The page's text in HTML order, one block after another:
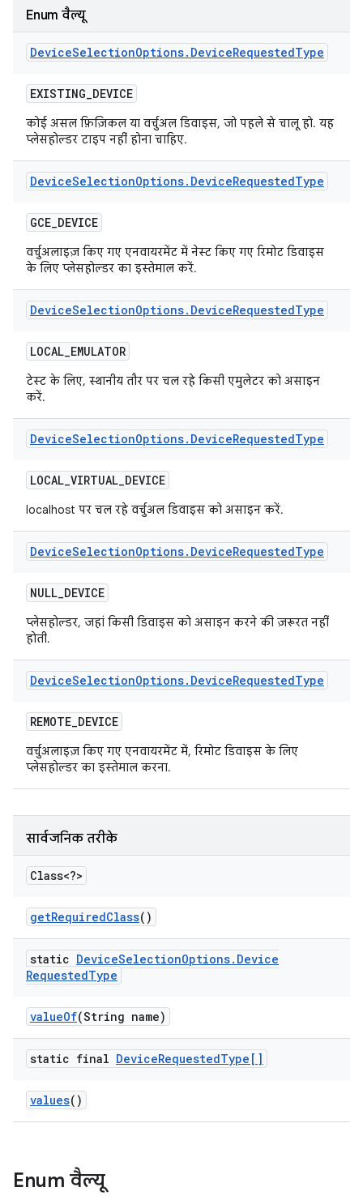
Enum वैल्यू
DeviceSelectionOptions. DeviceRequestedType
EXISTING_DEVICE
कोई असल फ़िज़िकल या वर्चुअल डिवाइस, जो पहले से चालू हो. यह
प्लेसहोल्डर टाइप नहीं होना चाहिए.
DeviceSelectionOptions. DeviceRequestedType
GCE_DEVICE
वर्चुअलाइज़ किए गए एनवायरमेंट में नेस्ट किए गए रिमोट डिवाइस
के लिए प्लेसहोल्डर का इस्तेमाल करें.
DeviceSelectionOptions. DeviceRequestedType
LOCAL_EMULATOR
टेस्ट के लिए, स्थानीय तौर पर चल रहे किसी एमुलेटर को असाइन
करें.
DeviceSelectionOptions. DeviceRequestedType
LOCAL_VIRTUAL_DEVICE
localhost पर चल रहे वर्चुअल डिवाइस को असाइन करें.
DeviceSelectionOptions. DeviceRequestedType
NULL_DEVICE
प्लेसहोल्डर, जहां किसी डिवाइस को असाइन करने की ज़रूरत नहीं
होती.
DeviceSelectionOptions. DeviceRequestedType
REMOTE_DEVICE
वर्चुअलाइज़ किए गए एनवायरमेंट में, रिमोट डिवाइस के लिए
प्लेसहोल्डर का इस्तेमाल करना.
सार्वजनिक तरीके
Class<?>
getRequiredClass()
static DeviceSelectionOptions. Device
RequestedType
valueOf(String name)
static final DeviceRequestedType[]
values()
Enum वैल्यू